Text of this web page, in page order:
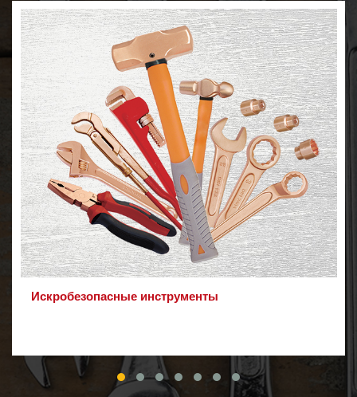
Искробезопасные инструменты